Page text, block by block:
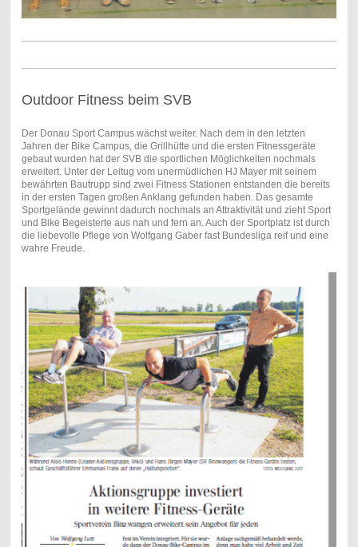
Outdoor Fitness beim SVB
Der Donau Sport Campus wächst weiter. Nach dem in den letzten
Jahren der Bike Campus, die Grillhütte und die ersten Fitnessgeräte
gebaut wurden hat der SVB die sportlichen Möglichkeiten nochmals
erweitert. Unter der Leitug vom unermüdlichen HJ Mayer mit seinem
bewährten Bautrupp sind zwei Fitness Stationen entstanden die bereits
in der ersten Tagen großen Anklang gefunden haben. Das gesamte
Sportgelände gewinnt dadurch nochmals an Attraktivität und zieht Sport
und Bike Begeisterte aus nah und fern an. Auch der Sportplatz ist durch
die liebevolle Pflege von Wolfgang Gaber fast Bundesliga reif und eine
wahre Freude.